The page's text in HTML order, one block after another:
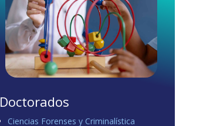
Doctorados
Ciencias Forenses y Criminalística